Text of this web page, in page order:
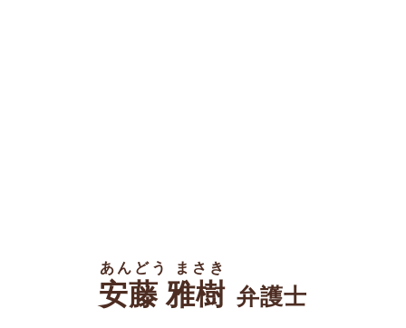
安藤 雅樹
あんどう まさき
弁護士